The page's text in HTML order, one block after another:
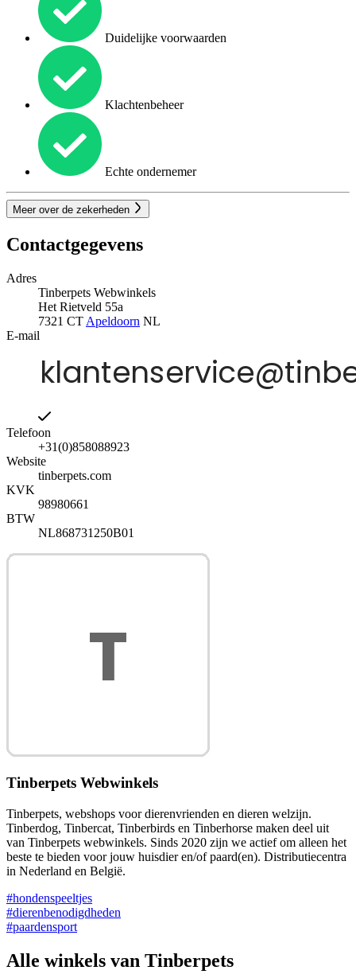
Duidelijke voorwaarden
Klachtenbeheer
Echte ondernemer
Meer over de zekerheden
Contactgegevens
Adres
Tinberpets Webwinkels
Het Rietveld 55a
7321 CT Apeldoorn NL
E-mail
Telefoon
+31(0)858088923
Website
tinberpets.com
KVK
98980661
BTW
NL868731250B01
Tinberpets Webwinkels
Tinberpets, webshops voor dierenvrienden en dieren welzijn.
Tinberdog, Tinbercat, Tinberbirds en Tinberhorse maken deel uit
van Tinberpets webwinkels. Sinds 2020 zijn we actief om alleen het
beste te bieden voor jouw huisdier en/of paard(en). Distributiecentra
in Nederland en België.
#hondenspeeltjes
#dierenbenodigdheden
#paardensport
Alle winkels van Tinberpets